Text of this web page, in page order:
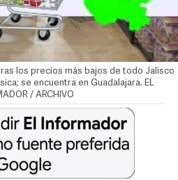
los precios más bajos de todo Jalisco
se encuentra en Guadalajara. EL
/ ARCHIVO